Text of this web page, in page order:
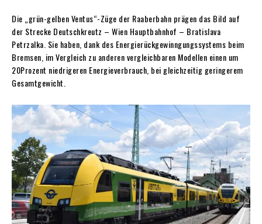
Die „grün-gelben Ventus“-Züge der Raaberbahn prägen das Bild auf
der Strecke Deutschkreutz – Wien Hauptbahnhof – Bratislava
Petrzalka. Sie haben, dank des Energierückgewinngungssystems beim
Bremsen, im Vergleich zu anderen vergleichbaren Modellen einen um
20Prozent niedrigeren Energieverbrauch, bei gleichzeitig geringerem
Gesamtgewicht.